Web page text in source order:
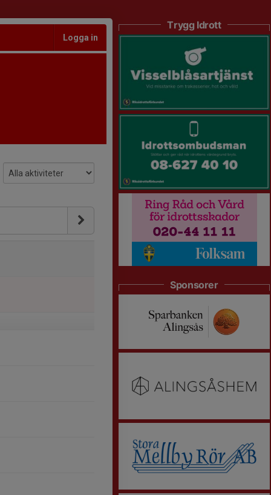
Logga in
Trygg Idrott
Sponsorer